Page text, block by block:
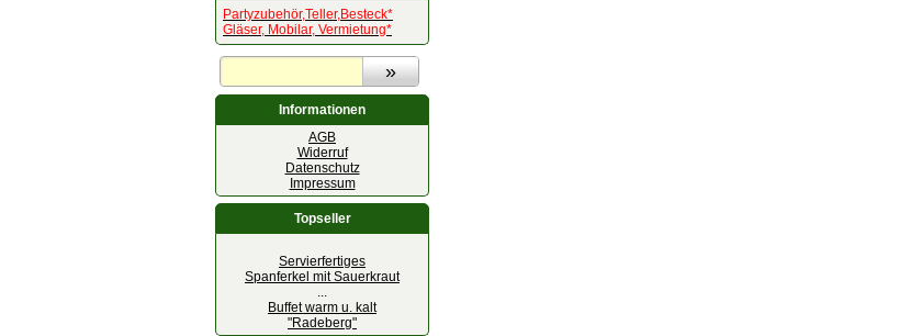
Partyzubehör,Teller,Besteck*
Gläser, Mobilar, Vermietung*
Informationen
AGB
Widerruf
Datenschutz
Impressum
Topseller
Servierfertiges
Spanferkel mit Sauerkraut
...
Buffet warm u. kalt
"Radeberg"